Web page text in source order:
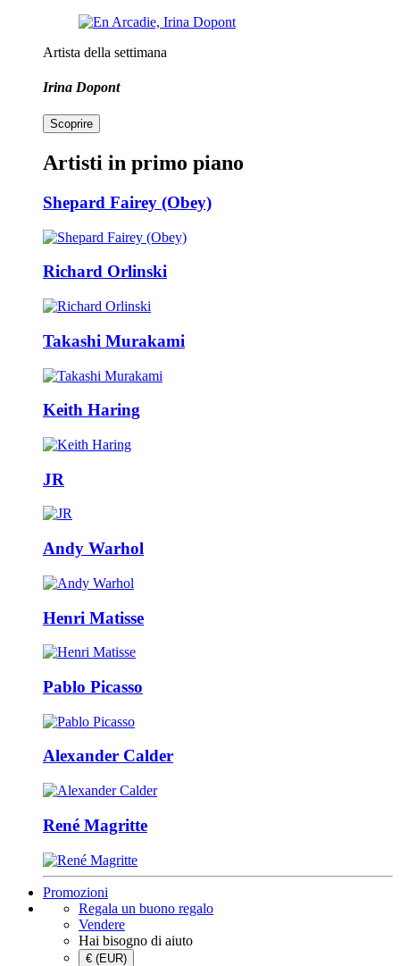
Artista della settimana
Irina Dopont
Scoprire
Artisti in primo piano
Shepard Fairey (Obey)
Richard Orlinski
Takashi Murakami
Keith Haring
JR
Andy Warhol
Henri Matisse
Pablo Picasso
Alexander Calder
René Magritte
Promozioni
Regala un buono regalo
Vendere
Hai bisogno di aiuto
€ (EUR)